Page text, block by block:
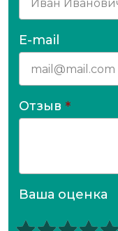
E-mail
Отзыв *
Ваша оценка